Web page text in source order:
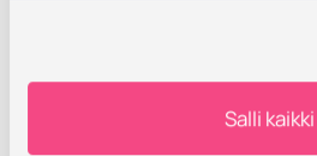
Salli kaikki